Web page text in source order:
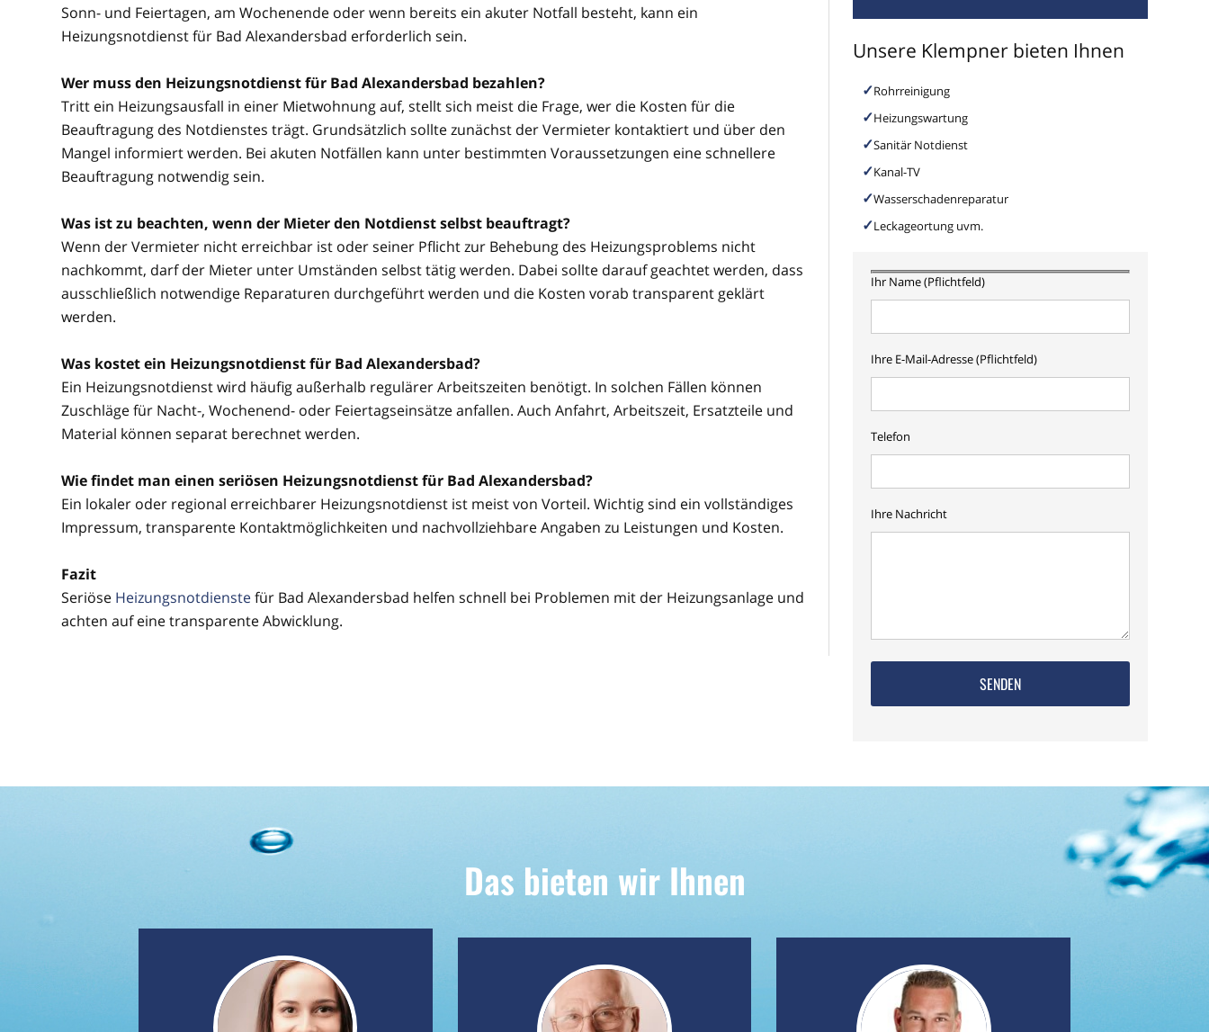
Sonn- und Feiertagen, am Wochenende oder wenn bereits ein akuter Notfall besteht, kann ein
Heizungsnotdienst für Bad Alexandersbad erforderlich sein.
Wer muss den Heizungsnotdienst für Bad Alexandersbad bezahlen?
Tritt ein Heizungsausfall in einer Mietwohnung auf, stellt sich meist die Frage, wer die Kosten für die
Beauftragung des Notdienstes trägt. Grundsätzlich sollte zunächst der Vermieter kontaktiert und über den
Mangel informiert werden. Bei akuten Notfällen kann unter bestimmten Voraussetzungen eine schnellere
Beauftragung notwendig sein.
Was ist zu beachten, wenn der Mieter den Notdienst selbst beauftragt?
Wenn der Vermieter nicht erreichbar ist oder seiner Pflicht zur Behebung des Heizungsproblems nicht
nachkommt, darf der Mieter unter Umständen selbst tätig werden. Dabei sollte darauf geachtet werden, dass
ausschließlich notwendige Reparaturen durchgeführt werden und die Kosten vorab transparent geklärt
werden.
Was kostet ein Heizungsnotdienst für Bad Alexandersbad?
Ein Heizungsnotdienst wird häufig außerhalb regulärer Arbeitszeiten benötigt. In solchen Fällen können
Zuschläge für Nacht-, Wochenend- oder Feiertagseinsätze anfallen. Auch Anfahrt, Arbeitszeit, Ersatzteile und
Material können separat berechnet werden.
Wie findet man einen seriösen Heizungsnotdienst für Bad Alexandersbad?
Ein lokaler oder regional erreichbarer Heizungsnotdienst ist meist von Vorteil. Wichtig sind ein vollständiges
Impressum, transparente Kontaktmöglichkeiten und nachvollziehbare Angaben zu Leistungen und Kosten.
Fazit
Seriöse Heizungsnotdienstefür Bad Alexandersbad helfen schnell bei Problemen mit der Heizungsanlage und
achten auf eine transparente Abwicklung.
Unsere Klempner bieten Ihnen
Rohrreinigung
Heizungswartung
Sanitär Notdienst
Kanal-TV
Wasserschadenreparatur
Leckageortung uvm.
Ihr Name (Pflichtfeld)
Ihre E-Mail-Adresse (Pflichtfeld)
Telefon
Ihre Nachricht
Das bieten wir Ihnen